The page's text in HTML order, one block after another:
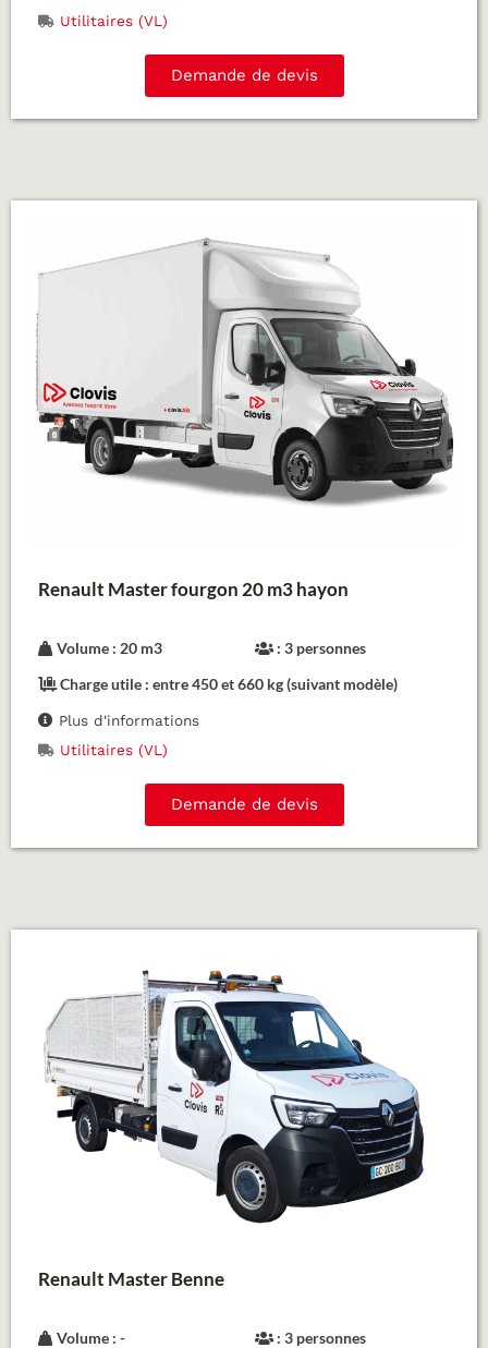
Utilitaires (VL)
Demande de devis
Renault Master fourgon 20 m3 hayon
Volume : 20 m3 : 3 personnes
Charge utile : entre 450 et 660 kg (suivant modèle)
Plus d'informations
Utilitaires (VL)
Demande de devis
Renault Master Benne
Volume : - : 3 personnes